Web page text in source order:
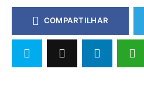
COMPARTILHAR